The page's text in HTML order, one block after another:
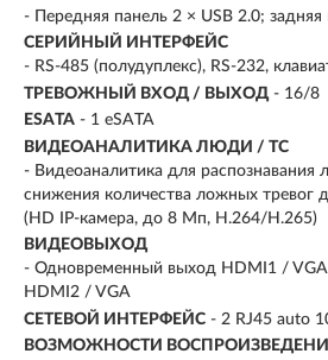
- Передняя панель 2 × USB 2.0; задняя
СЕРИЙНЫЙ ИНТЕРФЕЙС
- RS-485 (полудуплекс), RS-232,
ТРЕВОЖНЫЙ ВХОД / ВЫХОД - 16/8
ESATA - 1 eSATA
ВИДЕОАНАЛИТИКА ЛЮДИ / ТС
- Видеоаналитика для распознавания
снижения количества ложных тревог
(HD IP-камера, до 8 Мп, H.264/H.265)
ВИДЕОВЫХОД
- Одновременный выход HDMI1 /
HDMI2 / VGA
СЕТЕВОЙ ИНТЕРФЕЙС - 2 RJ45 auto
ВОЗМОЖНОСТИ